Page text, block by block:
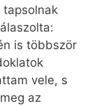
tapsolnak
is többször
vele, s
az